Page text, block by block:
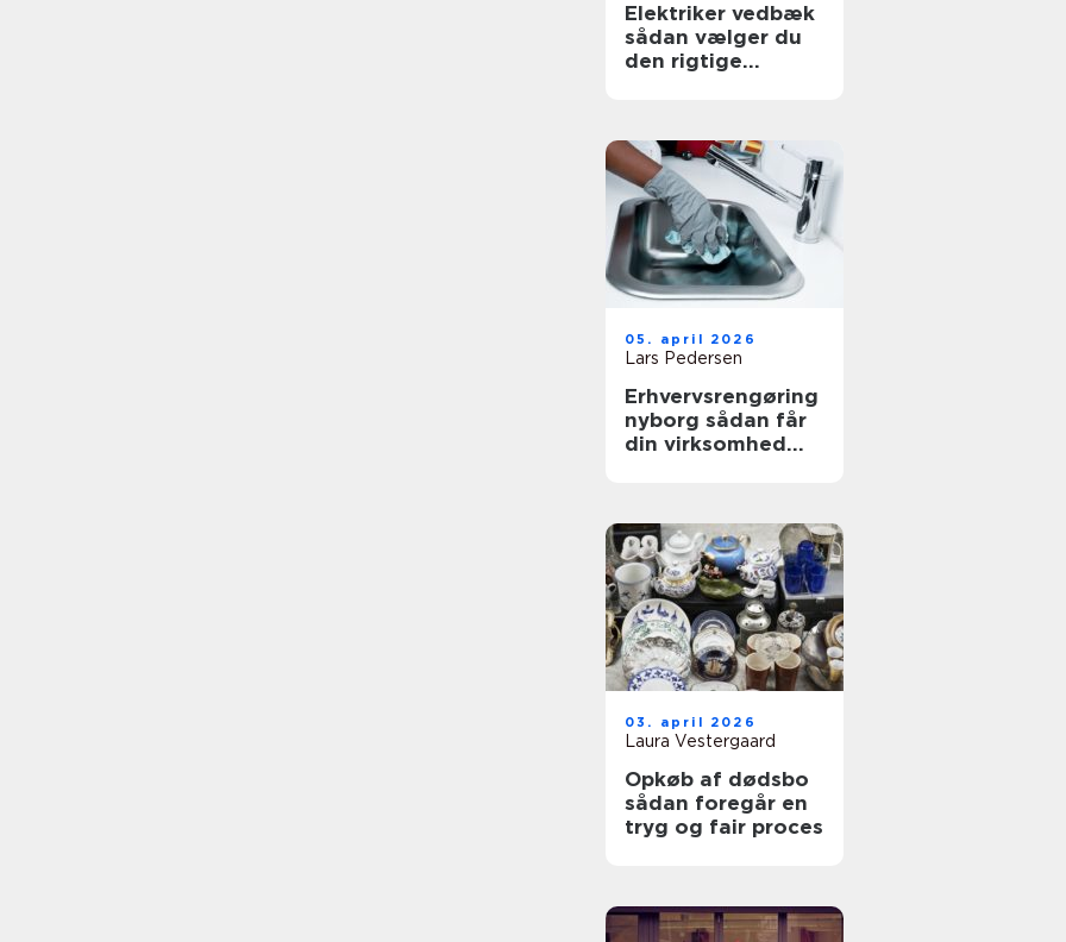
Elektriker vedbæk
sådan vælger du
den rigtige
05. april 2026
Lars Pedersen
Erhvervsrengøring
nyborg sådan får
din virksomhed
03. april 2026
Laura Vestergaard
Opkøb af dødsbo
sådan foregår en
tryg og fair proces